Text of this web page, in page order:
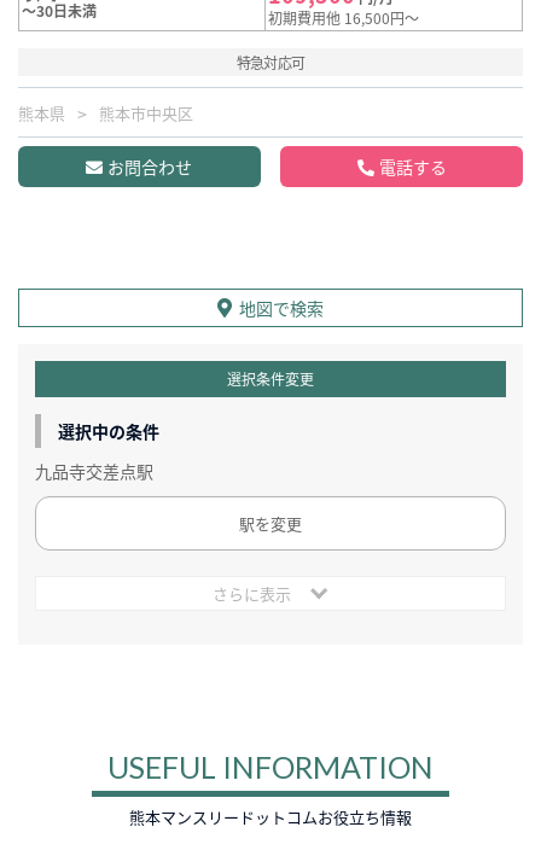
～30日未満
初期費用他 16,500円～
特急対応可
熊本県 熊本市中央区
お問合わせ 電話する
地図で検索
選択条件変更
選択中の条件
九品寺交差点駅
駅を変更
さらに表示
USEFUL INFORMATION
熊本マンスリードットコムお役立ち情報